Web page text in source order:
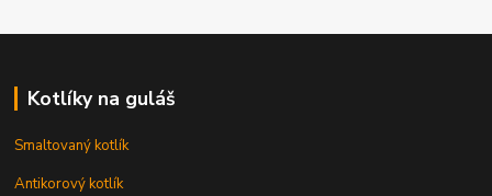
Kotlíky na guláš
Smaltovaný kotlík
Antikorový kotlík